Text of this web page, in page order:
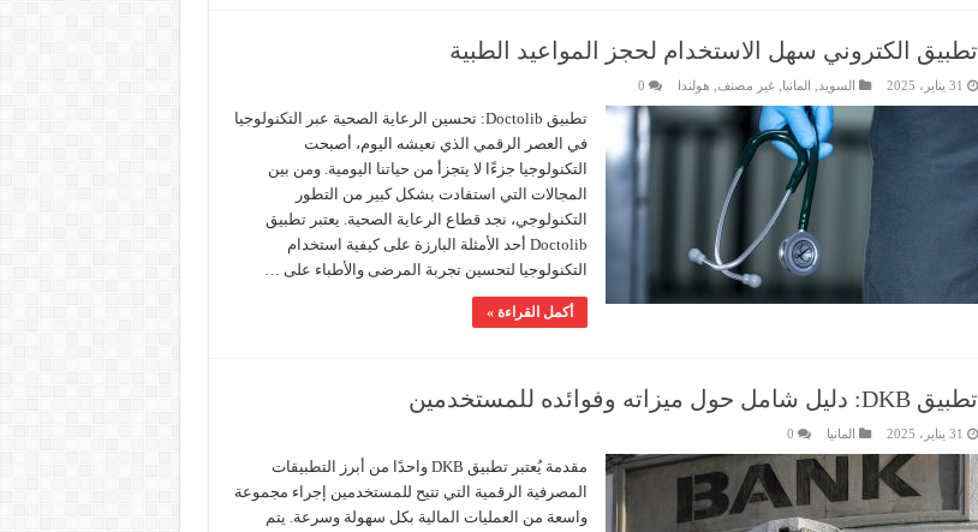
تطبيق الكتروني سهل الاستخدام لحجز المواعيد الطبية
31 يناير، 2025 السويد المانيا ,غير مصنف هولندا 0
تطبيق Doctolib: تحسين الرعاية الصحية عبر التكنولوجيا
في العصر الرقمي الذي نعيشه اليوم، أصبحت
التكنولوجيا جزءًا لا يتجزأ من حياتنا اليومية. ومن بين
المجالات التي استفادت بشكل كبير من التطور
التكنولوجي، نجد قطاع الرعاية الصحية. يعتبر تطبيق
Doctolib أحد الأمثلة البارزة على كيفية استخدام
التكنولوجيا لتحسين تجربة المرضى والأطباء على …
أكمل القراءة »
تطبيق DKB: دليل شامل حول ميزاته وفوائده للمستخدمين
31 يناير، 2025 المانيا 0
مقدمة يُعتبر تطبيق DKB واحدًا من أبرز التطبيقات
المصرفية الرقمية التي تتيح للمستخدمين إجراء مجموعة
واسعة من العمليات المالية بكل سهولة وسرعة. يتم